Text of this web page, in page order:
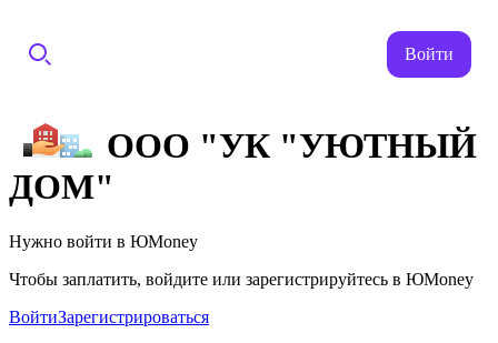
Войти
ООО "УК "УЮТНЫЙ
ДОМ"
Нужно войти в ЮMoney
Чтобы заплатить, войдите или зарегистрируйтесь в ЮMoney
ВойтиЗарегистрироваться